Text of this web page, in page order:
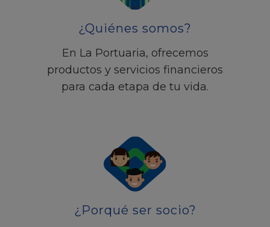
¿Quiénes somos?
En La Portuaria, ofrecemos
productos y servicios financieros
para cada etapa de tu vida.
¿Porqué ser socio?